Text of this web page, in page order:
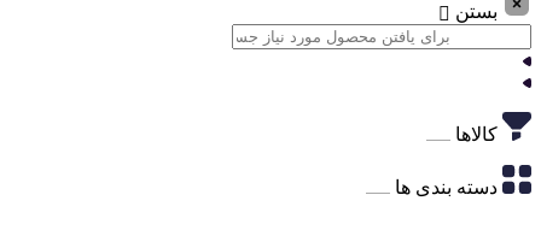
بستن
کالاها
دسته بندی ها